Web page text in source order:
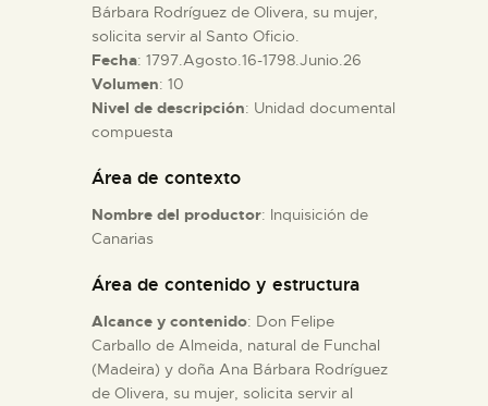
EL MUSEO
COLECCIONES
DIDÁCTICA
ESPAÑOL
Bárbara Rodríguez de Olivera, su mujer,
solicita servir al Santo Oficio.
Fecha: 1797.Agosto.16-1798.Junio.26
Volumen: 10
Nivel de descripción: Unidad documental
compuesta
Área de contexto
Nombre del productor: Inquisición de
Canarias
Área de contenido y estructura
Alcance y contenido: Don Felipe
Carballo de Almeida, natural de Funchal
(Madeira) y doña Ana Bárbara Rodríguez
de Olivera, su mujer, solicita servir al